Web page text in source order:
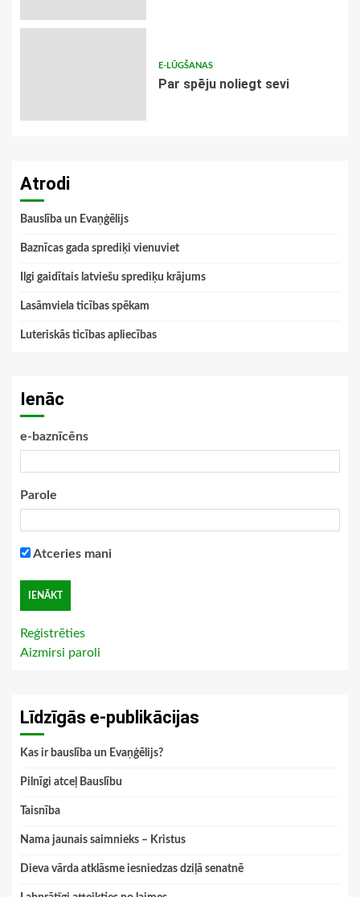
E-LŪGŠANAS
Par spēju noliegt sevi
Atrodi
Bauslība un Evaņģēlijs
Baznīcas gada sprediķi vienuviet
Ilgi gaidītais latviešu sprediķu krājums
Lasāmviela ticības spēkam
Luteriskās ticības apliecības
Ienāc
e-baznīcēns
Parole
Atceries mani
Reģistrēties
Aizmirsi paroli
Līdzīgās e-publikācijas
Kas ir bauslība un Evaņģēlijs?
Pilnīgi atceļ Bauslību
Taisnība
Nama jaunais saimnieks – Kristus
Dieva vārda atklāsme iesniedzas dziļā senatnē